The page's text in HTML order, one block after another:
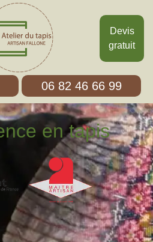
Devis
gratuit
06 82 46 66 99
en tapis